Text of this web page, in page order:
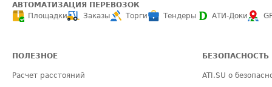
АВТОМАТИЗАЦИЯ ПЕРЕВОЗОК
Площадки
Заказы Торги Тендеры АТИ-Доки
ПОЛЕЗНОЕ
Расчет расстояний
БЕЗОПАСНОСТЬ
ATI.SU о